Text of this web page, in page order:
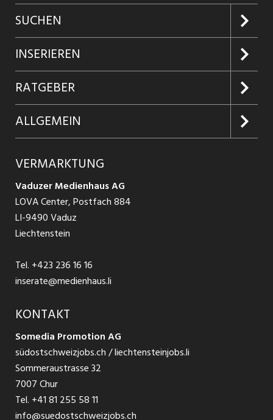
SUCHEN
Jobs suchen
Jobabo
Firmen entdecken
Jobs in Graubünden
Jobs in St. Gallen
Jobs in Glarus
Jobs in der Südostschweiz
Temporär Jobs
Teilzeit Jobs
Praktikum
INSERIEREN
Kundenlogin
Inserieren
Produkte
Schnittstelle
RATGEBER
Glossar
Ratgeber Bewerbung / Rekrutierung
ALLGEMEIN
AGB
Datenschutzbestimmungen
Nutzungsbedingungen
Impressum
VERMARKTUNG
Vaduzer Medienhaus AG
LOVA Center, Postfach 884
LI-9490 Vaduz
Liechtenstein
Tel. +423 236 16 16
inserate@medienhaus.li
KONTAKT
Somedia Promotion AG
südostschweizjobs.ch / liechtensteinjobs.li
Sommeraustrasse 32
7007 Chur
Tel. +41 81 255 58 11
info@suedostschweizjobs.ch